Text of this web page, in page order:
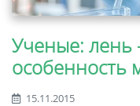
Ученые: лень
особенность
15.11.2015